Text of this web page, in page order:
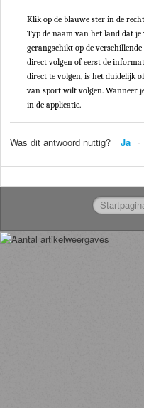
Klik op de blauwe ster in de
Typ de naam van het land dat
gerangschikt op de verschillende
direct volgen of eerst de
direct te volgen, is het duidelijk
van sport wilt volgen. Wanneer
in de applicatie.
Was dit antwoord nuttig? Ja